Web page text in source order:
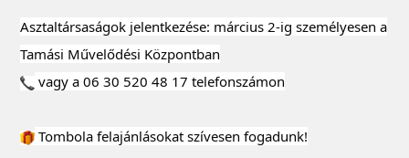
Asztaltársaságok jelentkezése: március 2-ig személyesen a
Tamási Művelődési Központban
vagy a 06 30 520 48 17 telefonszámon
Tombola felajánlásokat szívesen fogadunk!